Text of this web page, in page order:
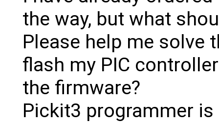
the way, but what
Please help me solve
flash my PIC
the firmware?
Pickit3 programmer is